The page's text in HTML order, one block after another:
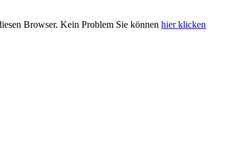
Browser. Kein Problem Sie könnenhier klicken